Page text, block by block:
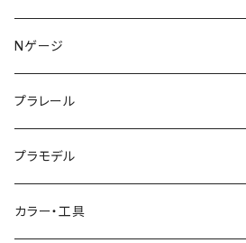
KATO (N)
TOMIX (N)
マイクロエース (N)
グリーンマックス (N)
Nゲージ
車両
入門セット
レール
プラレール
プラモデル
ガンプラ
カラー・工具